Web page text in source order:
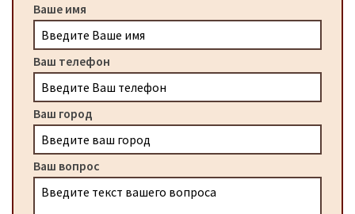
Ваше имя
Ваш телефон
Ваш город
Ваш вопрос